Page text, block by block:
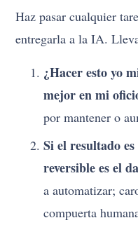
Haz pasar cualquier
entregarla a la IA.
¿Hacer esto yo
mejor en mi
por mantener o
Si el resultado
reversible es el
a automatizar;
compuerta